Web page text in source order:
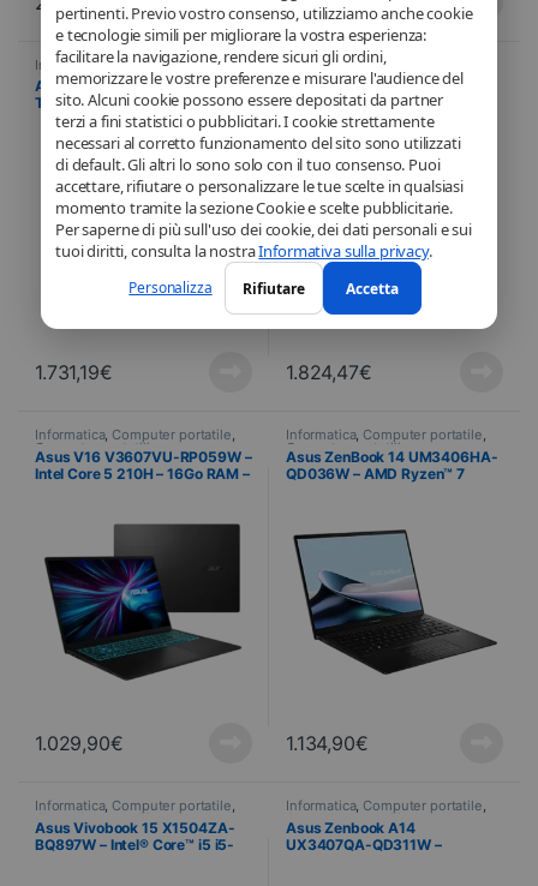
pertinenti. Previo vostro consenso, utilizziamo anche cookie
e tecnologie simili per migliorare la vostra esperienza:
facilitare la navigazione, rendere sicuri gli ordini,
memorizzare le vostre preferenze e misurare l'audience del
sito. Alcuni cookie possono essere depositati da partner
terzi a fini statistici o pubblicitari. I cookie strettamente
necessari al corretto funzionamento del sito sono utilizzati
di default. Gli altri lo sono solo con il tuo consenso. Puoi
accettare, rifiutare o personalizzare le tue scelte in qualsiasi
momento tramite la sezione Cookie e scelte pubblicitarie.
Per saperne di più sull'uso dei cookie, dei dati personali e sui
tuoi diritti, consulta la nostraInformativa sulla privacy.
Personalizza Rifiutare Accetta
Informatica,Computer portatile,
Computer portatili
Asus TUF Gaming F17
TUF707VI-HX107W – Intel®
Core™ i7-13620H – 32Go RAM
– 1 To SSD – 43,94 cm (17,3″) –
Windows 11 Home
1.731,19€
Informatica,Computer portatile
Computer portatili
Asus TUF Gaming TUF707VV-
HX229W – Intel® Core™ i7-
13620H – 32Go RAM – 1 To
SSD – 43,94 cm (17,3″) –
Windows 11 Home
1.824,47€
Informatica, Computer portatile,
Computer portatili
Asus V16 V3607VU-RP059W –
Intel Core 5 210H – 16Go RAM –
1.029,90€
Informatica, Computer portatile,
Computer portatili
Asus ZenBook 14 UM3406HA-
QD036W – AMD Ryzen™ 7
1.134,90€
Informatica, Computer portatile,
Computer portatili
Asus Vivobook 15 X1504ZA-
BQ897W – Intel® Core™ i5 i5-
Informatica, Computer portatile,
Computer portatili
Asus Zenbook A14
UX3407QA-QD311W –